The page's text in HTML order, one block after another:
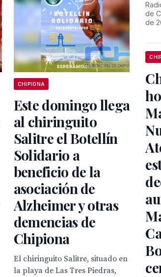
CHIPIONA
Este domingo llega
al chiringuito
Salitre el Botellín
Solidario a
beneficio de la
asociación de
Alzheimer y otras
demencias de
Chipiona
El chiringuito Salitre, situado en
la playa de Las Tres Piedras,
de
de